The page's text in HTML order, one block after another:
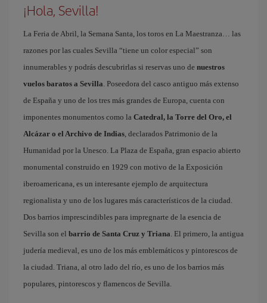
¡Hola, Sevilla!
La Feria de Abril, la Semana Santa, los toros en La Maestranza… las
razones por las cuales Sevilla “tiene un color especial” son
innumerables y podrás descubrirlas si reservas uno de nuestros
vuelos baratos a Sevilla. Poseedora del casco antiguo más extenso
de España y uno de los tres más grandes de Europa, cuenta con
imponentes monumentos como la Catedral, la Torre del Oro, el
Alcázar o el Archivo de Indias, declarados Patrimonio de la
Humanidad por la Unesco. La Plaza de España, gran espacio abierto
monumental construido en 1929 con motivo de la Exposición
iberoamericana, es un interesante ejemplo de arquitectura
regionalista y uno de los lugares más característicos de la ciudad.
Dos barrios imprescindibles para impregnarte de la esencia de
Sevilla son el barrio de Santa Cruz y Triana. El primero, la antigua
judería medieval, es uno de los más emblemáticos y pintorescos de
la ciudad. Triana, al otro lado del río, es uno de los barrios más
populares, pintorescos y flamencos de Sevilla.